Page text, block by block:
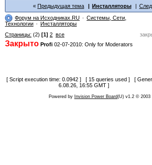
Предыдущая тема
Инсталляторы
Форум на Исходниках.RU
Системы, Сети,
Технологии
Инсталляторы
Страницы: (2) [1] 2 все
Закрыто Profi 02-07-2010: Only for Moderators
[ Script execution time: 0.0942 ] [ 15 queries used ] [
6.08.26, 16:55 GMT ]
Powered by Invision Power Board(U) v1.2 © 2003